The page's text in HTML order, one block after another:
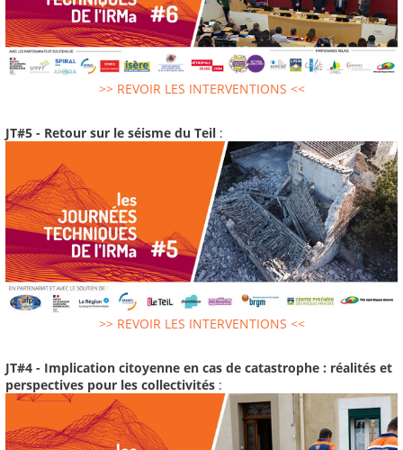
>> REVOIR LES INTERVENTIONS <<
JT#5 - Retour sur le séisme du Teil :
>> REVOIR LES INTERVENTIONS <<
JT#4 - Implication citoyenne en cas de catastrophe : réalités et
perspectives pour les collectivités :